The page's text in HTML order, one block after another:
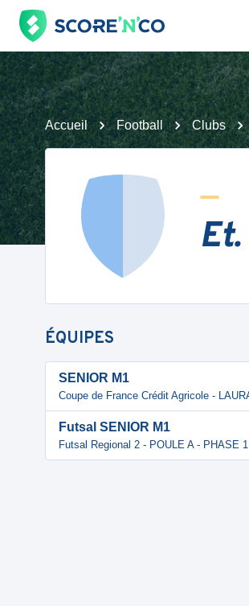
Accueil Football Clubs
ÉQUIPES
SENIOR M1
Coupe de France Crédit Agricole -
Futsal SENIOR M1
Futsal Regional 2 - POULE A - PHASE 1